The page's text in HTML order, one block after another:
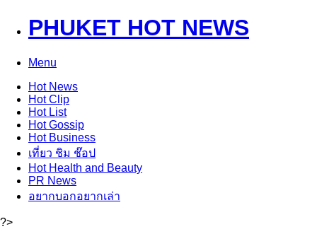
PHUKET HOT NEWS
Menu
HotNews
HotClip
HotList
HotGossip
HotBusiness
เที่ยว ชิม ช๊อป
HotHealth and Beauty
PR News
อยากบอกอยากเล่า
?>